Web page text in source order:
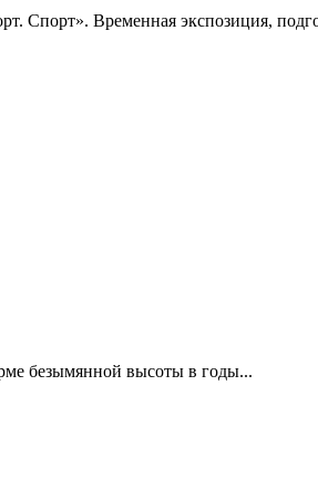
Спорт». Временная экспозиция,
безымянной высоты в годы...